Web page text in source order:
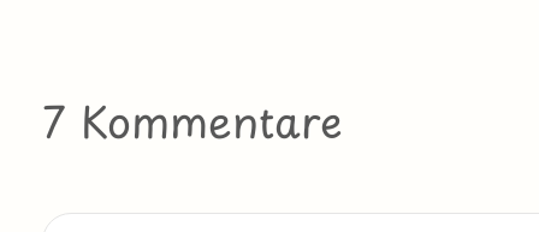
7 Kommentare